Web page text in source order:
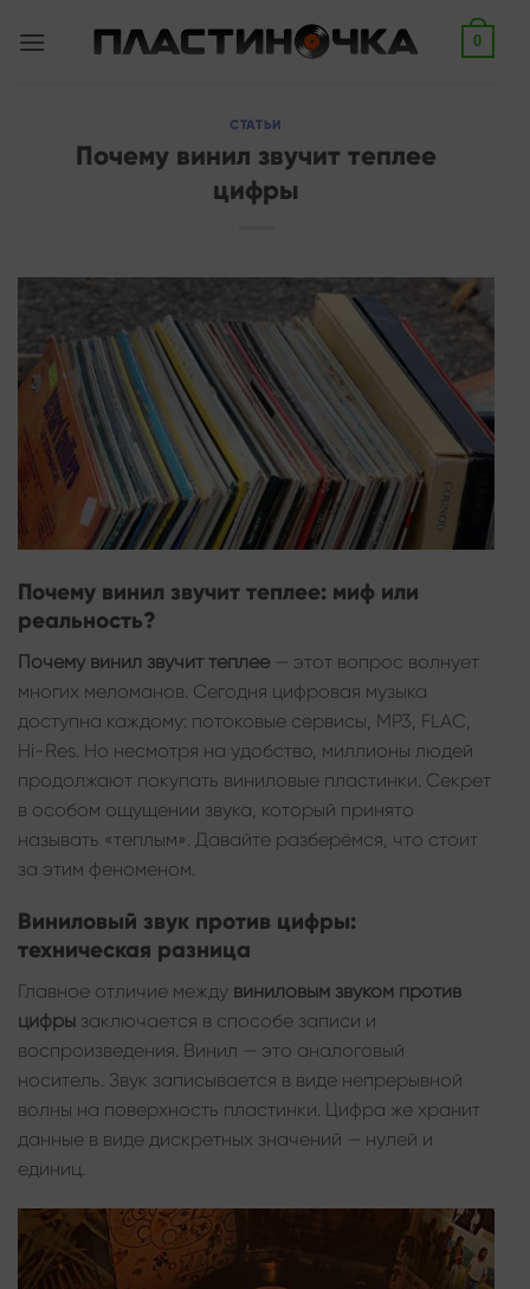
0
СТАТЬИ
Почему винил звучит теплее
цифры
Почему винил звучит теплее: миф или
реальность?
Почему винил звучит теплее — этот вопрос волнует
многих меломанов. Сегодня цифровая музыка
доступна каждому: потоковые сервисы, MP3, FLAC,
Hi-Res. Но несмотря на удобство, миллионы людей
продолжают покупать виниловые пластинки. Секрет
в особом ощущении звука, который принято
называть «теплым». Давайте разберёмся, что стоит
за этим феноменом.
Виниловый звук против цифры:
техническая разница
Главное отличие между виниловым звуком против
цифры заключается в способе записи и
воспроизведения. Винил — это аналоговый
носитель. Звук записывается в виде непрерывной
волны на поверхность пластинки. Цифра же хранит
данные в виде дискретных значений — нулей и
единиц.